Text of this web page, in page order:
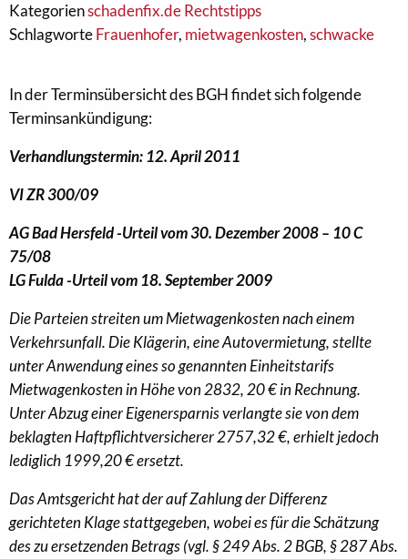
Kategorienschadenfix.de Rechtstipps
SchlagworteFrauenhofer, mietwagenkosten,schwacke
In der Terminsübersicht des BGH findet sich folgende
Terminsankündigung:
Verhandlungstermin: 12. April 2011
VI ZR 300/09
AG Bad Hersfeld -Urteil vom 30. Dezember 2008 – 10 C
75/08
LG Fulda -Urteil vom 18. September 2009
Die Parteien streiten um Mietwagenkosten nach einem
Verkehrsunfall. Die Klägerin, eine Autovermietung, stellte
unter Anwendung eines so genannten Einheitstarifs
Mietwagenkosten in Höhe von 2832, 20 € in Rechnung.
Unter Abzug einer Eigenersparnis verlangte sie von dem
beklagten Haftpflichtversicherer 2757,32 €, erhielt jedoch
lediglich 1999,20 € ersetzt.
Das Amtsgericht hat der auf Zahlung der Differenz
gerichteten Klage stattgegeben, wobei es für die Schätzung
des zu ersetzenden Betrags (vgl. § 249 Abs. 2 BGB, § 287 Abs.